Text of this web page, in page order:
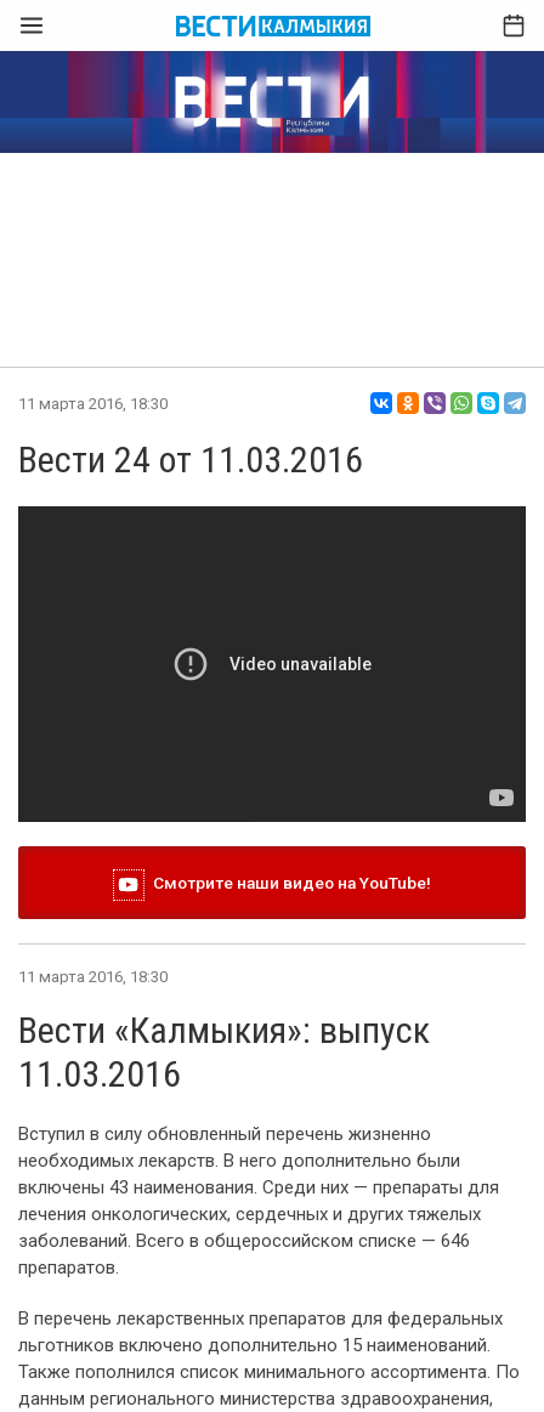
11 марта 2016, 18:30
Вести 24 от 11.03.2016
Смотрите наши видео на YouTube!
11 марта 2016, 18:30
Вести «Калмыкия»: выпуск
11.03.2016
Вступил в силу обновленный перечень жизненно
необходимых лекарств. В него дополнительно были
включены 43 наименования. Среди них — препараты для
лечения онкологических, сердечных и других тяжелых
заболеваний. Всего в общероссийском списке — 646
препаратов.
В перечень лекарственных препаратов для федеральных
льготников включено дополнительно 15 наименований.
Также пополнился список минимального ассортимента. По
данным регионального министерства здравоохранения,